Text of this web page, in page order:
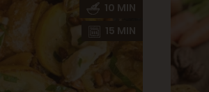
10 MIN
15 MIN